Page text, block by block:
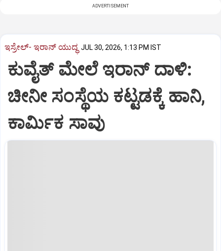
ADVERTISEMENT
ಇಸ್ರೇಲ್- ಇರಾನ್‌ ಯುದ್ಧ JUL 30, 2026, 1:13 PM IST
ಕುವೈತ್‌ ಮೇಲೆ ಇರಾನ್ ದಾಳಿ:
ಚೀನೀ ಸಂಸ್ಥೆಯ ಕಟ್ಟಡಕ್ಕೆ ಹಾನಿ,
ಕಾರ್ಮಿಕ ಸಾವು